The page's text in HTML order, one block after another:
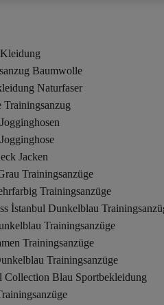
Baumwolle
Naturfaser
Trainingsanzug
Jacken
Trainingsanzüge
Trainingsanzüge
İstanbul Dunkelblau
Trainingsanzüge
Trainingsanzüge
Trainingsanzüge
Collection Blau Sportbekleidung